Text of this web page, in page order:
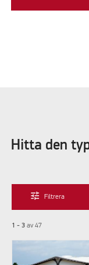
Hitta den
tune Filtrera
1 - 3av 47